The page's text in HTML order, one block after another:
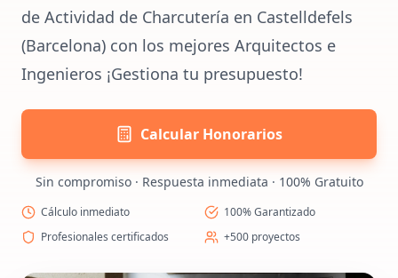
de Actividad de Charcutería en Castelldefels
(Barcelona) con los mejores Arquitectos e
Ingenieros ¡Gestiona tu presupuesto!
Calcular Honorarios
Sin compromiso · Respuesta inmediata · 100% Gratuito
Cálculo inmediato
100% Garantizado
Profesionales certificados
+500 proyectos